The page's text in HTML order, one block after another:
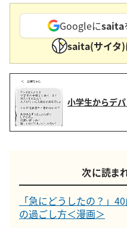
Googleにsaita
saita(サイタ)
小学生からデ
次に読ま
「急にどうしたの？」
の過ごし方＜漫画＞